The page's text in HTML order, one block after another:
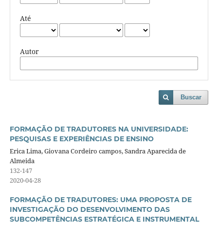
Até
Autor
Buscar
FORMAÇÃO DE TRADUTORES NA UNIVERSIDADE:
PESQUISAS E EXPERIÊNCIAS DE ENSINO
Erica Lima, Giovana Cordeiro campos, Sandra Aparecida de
Almeida
132-147
2020-04-28
FORMAÇÃO DE TRADUTORES: UMA PROPOSTA DE
INVESTIGAÇÃO DO DESENVOLVIMENTO DAS
SUBCOMPETÊNCIAS ESTRATÉGICA E INSTRUMENTAL